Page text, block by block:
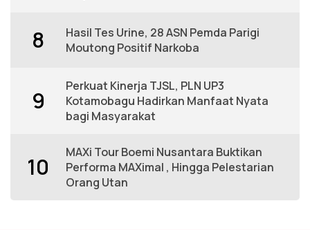
8
Hasil Tes Urine, 28 ASN Pemda Parigi
Moutong Positif Narkoba
9
Perkuat Kinerja TJSL, PLN UP3
Kotamobagu Hadirkan Manfaat Nyata
bagi Masyarakat
10
MAXi Tour Boemi Nusantara Buktikan
Performa MAXimal , Hingga Pelestarian
Orang Utan